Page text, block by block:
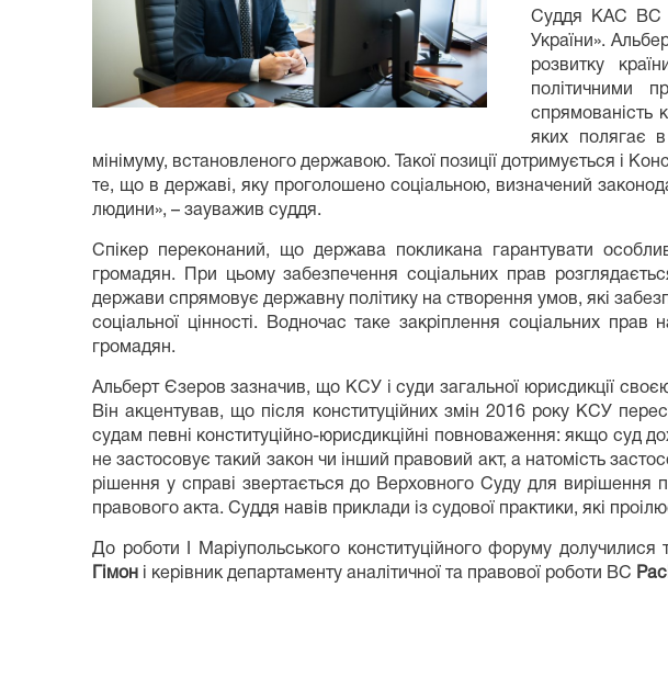
Суддя КАС ВС
України».
розвитку
політичними
спрямованість
яких полягає
мінімуму, встановленого державою. Такої позиції дотримується і
те, що в державі, яку проголошено соціальною, визначений
людини», – зауважив суддя.
Спікер переконаний, що держава покликана гарантувати
громадян. При цьому забезпечення соціальних прав
держави спрямовує державну політику на створення умов, які
соціальної цінності. Водночас таке закріплення соціальних
громадян.
Альберт Єзеров зазначив, що КСУ і суди загальної юрисдикції
Він акцентував, що після конституційних змін 2016 року КСУ
судам певні конституційно-юрисдикційні повноваження: якщо суд
не застосовує такий закон чи інший правовий акт, а натомість
рішення у справі звертається до Верховного Суду для вирішення
правового акта. Суддя навів приклади із судової практики, які
До роботи І Маріупольського конституційного форуму
Гімон і керівник департаменту аналітичної та правової роботи ВС